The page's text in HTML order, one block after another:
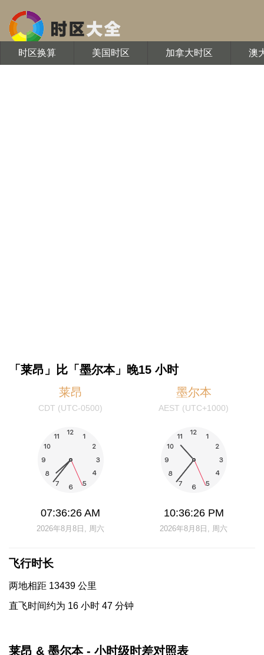
时区换算 美国时区 加拿大时区 澳
「莱昂」比「墨尔本」晚15 小时
莱昂
CDT (UTC-0500)
07:36:26 AM
2026年8月8日, 周六
墨尔本
AEST (UTC+1000)
10:36:26 PM
2026年8月8日, 周六
飞行时长
两地相距 13439 公里
直飞时间约为 16 小时 47 分钟
莱昂 & 墨尔本 - 小时级时差对照表